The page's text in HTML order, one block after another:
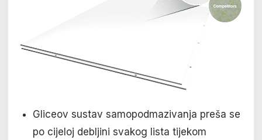
Gliceov sustav samopodmazivanja preša se
po cijeloj debljini svakog lista tijekom